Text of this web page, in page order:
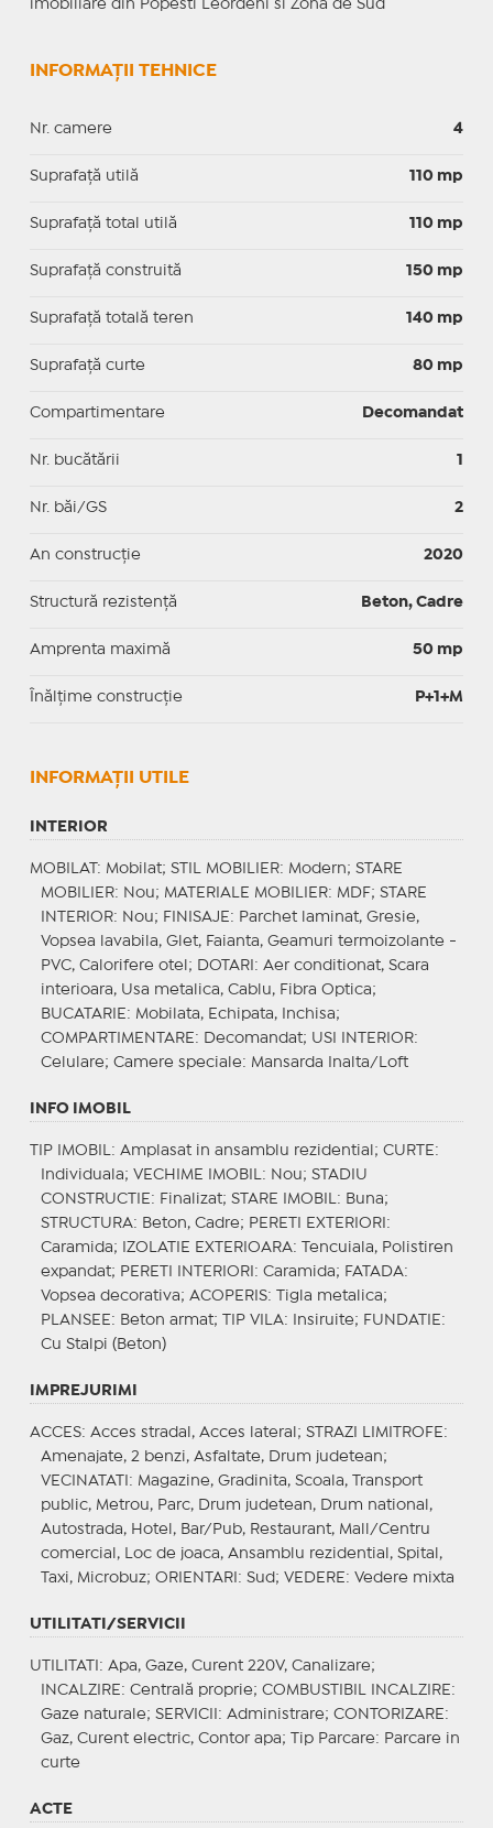
imobiliare din Popesti Leordeni si Zona de Sud
INFORMAȚII TEHNICE
Nr. camere 4
Suprafaţă utilă 110 mp
Suprafaţă total utilă 110 mp
Suprafaţă construită 150 mp
Suprafață totală teren 140 mp
Suprafaţă curte 80 mp
Compartimentare Decomandat
Nr. bucătării 1
Nr. băi/GS 2
An construcție 2020
Structură rezistență Beton, Cadre
Amprenta maximă 50 mp
Înălțime construcție P+1+M
INFORMAŢII UTILE
INTERIOR
MOBILAT : Mobilat; STIL MOBILIER: Modern; STARE
MOBILIER: Nou; MATERIALE MOBILIER: MDF; STARE
INTERIOR: Nou; FINISAJE : Parchet laminat, Gresie,
Vopsea lavabila, Glet, Faianta, Geamuri termoizolante -
PVC, Calorifere otel;
DOTARI : Aer conditionat, Scara
interioara, Usa metalica, Cablu, Fibra Optica;
BUCATARIE : Mobilata, Echipata, Inchisa;
COMPARTIMENTARE : Decomandat; USI INTERIOR:
Celulare; Camere speciale: Mansarda Inalta/Loft
INFO IMOBIL
TIP IMOBIL : Amplasat in ansamblu rezidential; CURTE :
Individuala; VECHIME IMOBIL : Nou; STADIU
CONSTRUCTIE : Finalizat; STARE IMOBIL : Buna;
STRUCTURA: Beton, Cadre; PERETI EXTERIORI :
Caramida;
IZOLATIE EXTERIOARA: Tencuiala, Polistiren
expandat; PERETI INTERIORI : Caramida; FATADA:
Vopsea decorativa; ACOPERIS: Tigla metalica;
PLANSEE : Beton armat; TIP VILA: Insiruite; FUNDATIE :
Cu Stalpi (Beton)
IMPREJURIMI
ACCES: Acces stradal, Acces lateral; STRAZI LIMITROFE :
Amenajate, 2 benzi, Asfaltate, Drum judetean;
VECINATATI : Magazine, Gradinita, Scoala, Transport
public, Metrou, Parc, Drum judetean, Drum national,
Autostrada, Hotel, Bar/Pub, Restaurant, Mall/Centru
comercial, Loc de joaca, Ansamblu rezidential, Spital,
Taxi, Microbuz; ORIENTARI : Sud; VEDERE : Vedere mixta
UTILITATI/SERVICII
UTILITATI : Apa, Gaze, Curent 220V, Canalizare;
INCALZIRE : Centrală proprie; COMBUSTIBIL INCALZIRE :
Gaze naturale; SERVICII : Administrare; CONTORIZARE :
Gaz, Curent electric, Contor apa;
Tip Parcare: Parcare in
curte
ACTE